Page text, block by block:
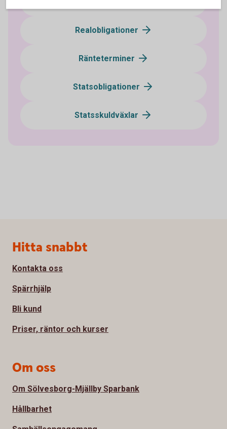
Realobligationer
Ränteterminer
Statsobligationer
Statsskuldväxlar
Sidfot
Hitta snabbt
Kontakta oss
Spärrhjälp
Bli kund
Priser, räntor och kurser
Om oss
Om Sölvesborg-Mjällby Sparbank
Hållbarhet